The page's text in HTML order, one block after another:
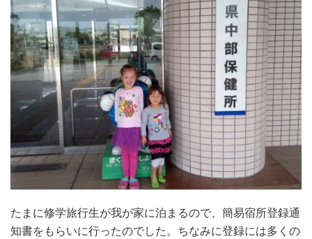
たまに修学旅行生が我が家に泊まるので、簡易宿所登録通
知書をもらいに行ったのでした。ちなみに登録には多くの